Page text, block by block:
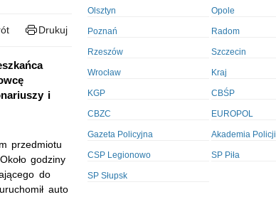
Drukuj
i
przedmiotu
godziny
do
auto
Olsztyn Opole
Poznań Radom
Rzeszów Szczecin
Wrocław Kraj
KGP CBŚP
CBZC EUROPOL
Gazeta Policyjna Akademia Policji
CSP Legionowo SP Piła
SP Słupsk